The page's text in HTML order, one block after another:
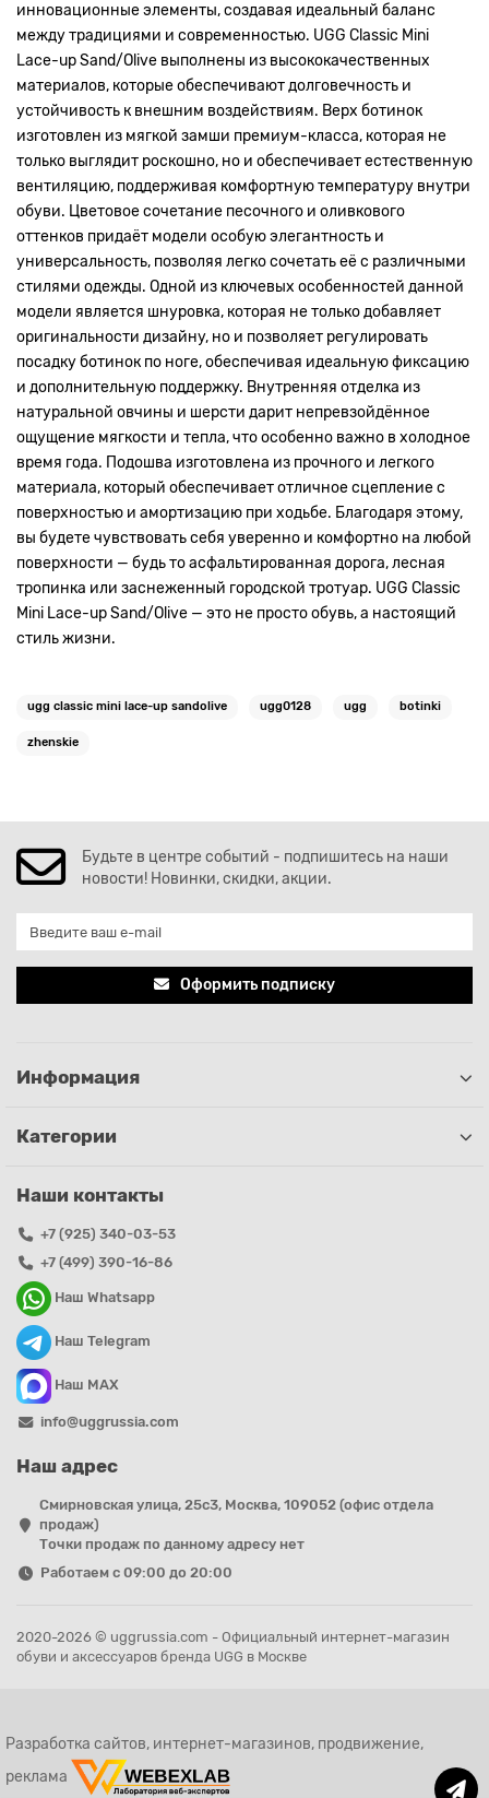
инновационные элементы, создавая идеальный баланс
между традициями и современностью. UGG Classic Mini
Lace-up Sand/Olive выполнены из высококачественных
материалов, которые обеспечивают долговечность и
устойчивость к внешним воздействиям. Верх ботинок
изготовлен из мягкой замши премиум-класса, которая не
только выглядит роскошно, но и обеспечивает естественную
вентиляцию, поддерживая комфортную температуру внутри
обуви. Цветовое сочетание песочного и оливкового
оттенков придаёт модели особую элегантность и
универсальность, позволяя легко сочетать её с различными
стилями одежды. Одной из ключевых особенностей данной
модели является шнуровка, которая не только добавляет
оригинальности дизайну, но и позволяет регулировать
посадку ботинок по ноге, обеспечивая идеальную фиксацию
и дополнительную поддержку. Внутренняя отделка из
натуральной овчины и шерсти дарит непревзойдённое
ощущение мягкости и тепла, что особенно важно в холодное
время года. Подошва изготовлена из прочного и легкого
материала, который обеспечивает отличное сцепление с
поверхностью и амортизацию при ходьбе. Благодаря этому,
вы будете чувствовать себя уверенно и комфортно на любой
поверхности — будь то асфальтированная дорога, лесная
тропинка или заснеженный городской тротуар. UGG Classic
Mini Lace-up Sand/Olive — это не просто обувь, а настоящий
стиль жизни.
ugg classic mini lace-up sandolive ugg0128 ugg botinki
zhenskie
Будьте в центре событий - подпишитесь на наши
новости! Новинки, скидки, акции.
Оформить подписку
Информация
Категории
Наши контакты
+7 (925) 340-03-53
+7 (499) 390-16-86
Наш Whatsapp
Наш Telegram
Наш MAX
info@uggrussia.com
Наш адрес
Смирновская улица, 25с3, Москва, 109052 (офис отдела
продаж)
Точки продаж по данному адресу нет
Работаем с 09:00 до 20:00
2020-2026 © uggrussia.com - Официальный интернет-магазин
обуви и аксессуаров бренда UGG в Москве
Разработка сайтов, интернет-магазинов, продвижение,
реклама